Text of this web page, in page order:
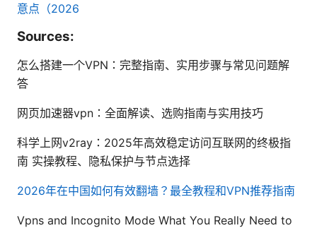
意点（2026
Sources:
怎么搭建一个VPN：完整指南、实用步骤与常见问题解
答
网页加速器vpn：全面解读、选购指南与实用技巧
科学上网v2ray：2025年高效稳定访问互联网的终极指
南 实操教程、隐私保护与节点选择
2026年在中国如何有效翻墙？最全教程和VPN推荐指南
Vpns and Incognito Mode What You Really Need to